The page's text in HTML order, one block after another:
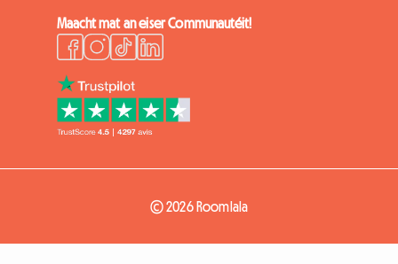
Maacht mat an eiser Communautéit!
© 2026 Roomlala